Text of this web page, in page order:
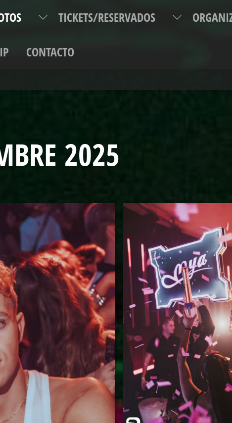
TICKETS/RESERVADOS
CONTACTO
TELÉFONO DE INFORMACIÓN Y RESERVAS: +34 96 0000 300. REGÍSTRATE Y DISFRUTA
2025